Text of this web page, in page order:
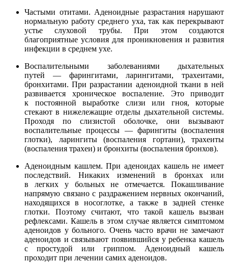
Частыми отитами. Аденоидные разрастания нарушают
нормальную работу среднего уха, так как перекрывают
устье слуховой трубы. При этом создаются
благоприятные условия для проникновения и развития
инфекции в среднем ухе.
Воспалительными заболеваниями дыхательных
путей — фарингитами, ларингитами, трахеитами,
бронхитами. При разрастании аденоидной ткани в ней
развивается хроническое воспаление. Это приводит
к постоянной выработке слизи или гноя, которые
стекают в нижележащие отделы дыхательной системы.
Проходя по слизистой оболочке, они вызывают
воспалительные процессы — фарингиты (воспаления
глотки), ларингиты (воспаления гортани), трахеиты
(воспаления трахеи) и бронхиты (воспаления бронхов).
Аденоидным кашлем. При аденоидах кашель не имеет
последствий. Никаких изменений в бронхах или
в легких у больных не отмечается. Покашливание
напрямую связано с раздражением нервных окончаний,
находящихся в носоглотке, а также в задней стенке
глотки. Поэтому считают, что такой кашель вызван
рефлексами. Кашель в этом случае является симптомом
аденоидов у больного. Очень часто врачи не замечают
аденоидов и связывают появившийся у ребенка кашель
с простудой или гриппом. Аденоидный кашель
проходит при лечении самих аденоидов.